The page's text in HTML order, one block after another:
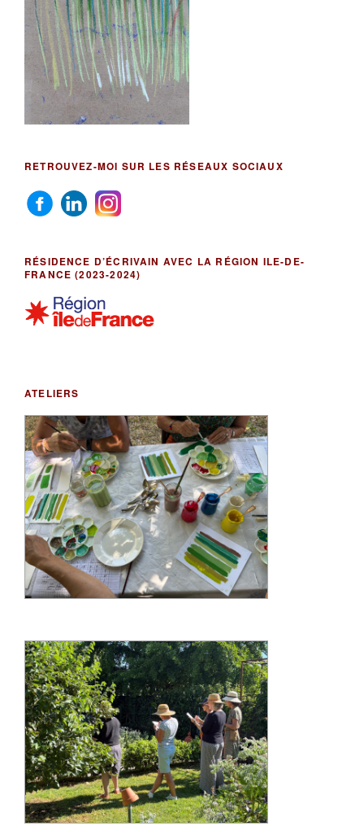
RETROUVEZ-MOI SUR LES RÉSEAUX SOCIAUX
RÉSIDENCE D’ÉCRIVAIN AVEC LA RÉGION ILE-DE-
FRANCE (2023-2024)
ATELIERS